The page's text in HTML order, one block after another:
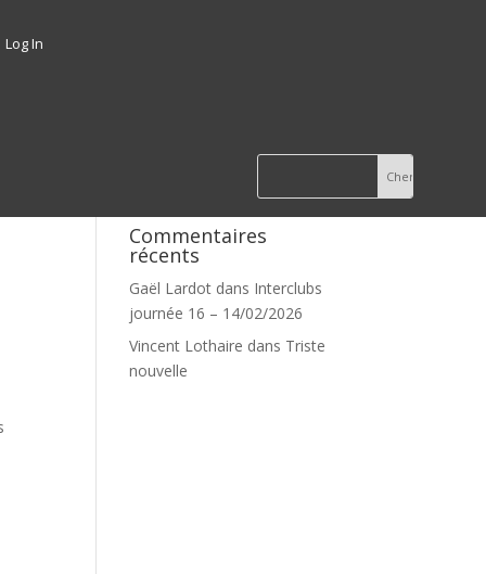
Log In
Commentaires
récents
Gaël Lardot dans Interclubs
journée 16 – 14/02/2026
Vincent Lothaire dans Triste
nouvelle